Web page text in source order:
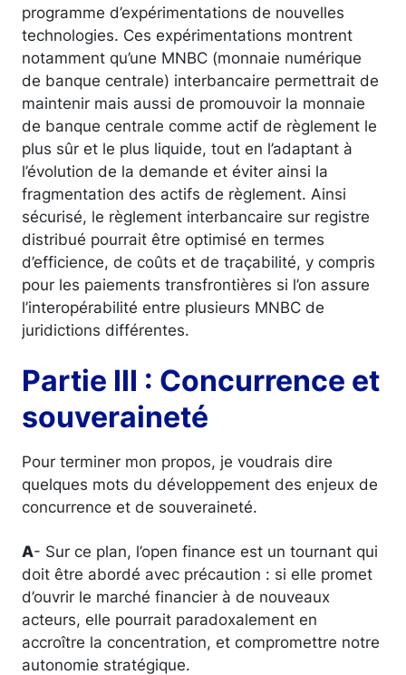
programme d’expérimentations de nouvelles
technologies. Ces expérimentations montrent
notamment qu’une MNBC (monnaie numérique
de banque centrale) interbancaire permettrait de
maintenir mais aussi de promouvoir la monnaie
de banque centrale comme actif de règlement le
plus sûr et le plus liquide, tout en l’adaptant à
l’évolution de la demande et éviter ainsi la
fragmentation des actifs de règlement. Ainsi
sécurisé, le règlement interbancaire sur registre
distribué pourrait être optimisé en termes
d’efficience, de coûts et de traçabilité, y compris
pour les paiements transfrontières si l’on assure
l’interopérabilité entre plusieurs MNBC de
juridictions différentes.
Partie III : Concurrence et
souveraineté
Pour terminer mon propos, je voudrais dire
quelques mots du développement des enjeux de
concurrence et de souveraineté.
A- Sur ce plan, l’open finance est un tournant qui
doit être abordé avec précaution : si elle promet
d’ouvrir le marché financier à de nouveaux
acteurs, elle pourrait paradoxalement en
accroître la concentration, et compromettre notre
autonomie stratégique.